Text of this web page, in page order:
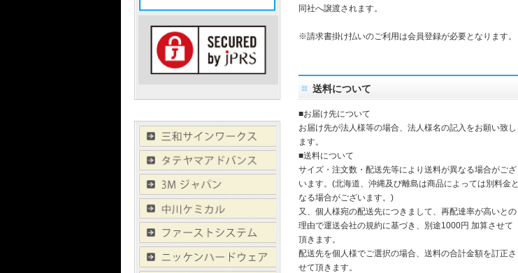
同社へ譲渡されます。
※請求書掛け払いのご利用は会員登録が必要となります。
送料について
■お届け先について
お届け先が法人様等の場合、法人様名の記入をお願い致し
ます。
■送料について
サイズ・注文数・配送先等により送料が異なる場合がござ
います。(北海道、沖縄及び離島は商品によっては別料金と
なる場合がございます。)
又、個人様宛の配送先につきまして、再配達率が高いとの
理由で運送会社の規約に基づき、別途1000円 加算させて
頂きます。
配送先を個人様でご選択の場合、送料の合計金額を訂正さ
せて頂きます。